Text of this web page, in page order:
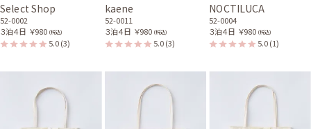
Select Shop
52-0002
３泊４日 ￥980 (税込)
5.0(3)
kaene
52-0011
３泊４日 ￥980 (税込)
5.0(3)
NOCTILUCA
52-0004
３泊４日 ￥980 (税込)
5.0(1)